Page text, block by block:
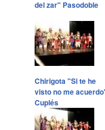
del zar" Pasodoble
Chirigota "Si te he
visto no me
Cuplés